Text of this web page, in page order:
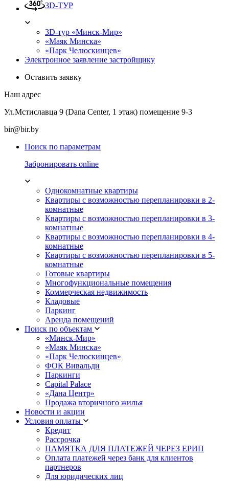
3D-ТУР
3D-тур «Минск-Мир»
«Маяк Минска»
«Парк Челюскинцев»
Электронное заявление застройщику
Оставить заявку
Наш адрес
Ул.Мстиславца 9 (Dana Center, 1 этаж) помещение 9-3
bir@bir.by
Поиск по параметрам
Забронировать online
Однокомнатные квартиры
Квартиры с возможностью перепланировки в 2-
комнатные
Квартиры с возможностью перепланировки в 3-
комнатные
Квартиры с возможностью перепланировки в 4-
комнатные
Квартиры с возможностью перепланировки в 5-
комнатные
Готовые квартиры
Многофункциональные помещения
Коммерческая недвижимость
Кладовые
Паркинг
Аренда помещений
Поиск по объектам
«Минск-Мир»
«Маяк Минска»
«Парк Челюскинцев»
ФОК Вивальди
Паркинги
Capital Palace
«Дана Центр»
Продажа вторичного жилья
Новости и акции
Условия оплаты
Кредит
Рассрочка
ПАМЯТКА ДЛЯ ПЛАТЕЖЕЙ ЧЕРЕЗ ЕРИП
Оплата платежей через банк для клиентов
партнеров
Для юридических лиц